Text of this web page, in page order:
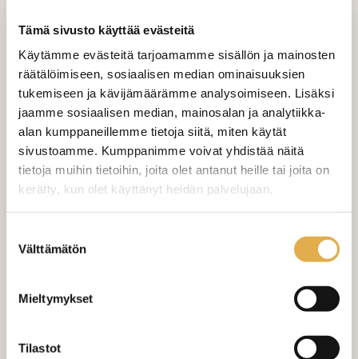
Tämä sivusto käyttää evästeitä
Käytämme evästeitä tarjoamamme sisällön ja mainosten
räätälöimiseen, sosiaalisen median ominaisuuksien
tukemiseen ja kävijämäärämme analysoimiseen. Lisäksi
jaamme sosiaalisen median, mainosalan ja analytiikka-
alan kumppaneillemme tietoja siitä, miten käytät
sivustoamme. Kumppanimme voivat yhdistää näitä
tietoja muihin tietoihin, joita olet antanut heille tai joita on
kerätty, kun olet käyttänyt heidän palvelujaan.
valinta
Välttämätön
Mieltymykset
Tilastot
Tilaa näytepala kankaasta
Näytepalan hinta 1,50 €. Koko n. 10x10 cm.
Valitse mukaan ompelupalvelu
(sis. työn ja tarvikkeet)
VERHOJEN MÄÄRÄ:
+ 22,00 €
Purjerengasverho leveys max 150
cm
+ 42,00 €
+ 4,00 €